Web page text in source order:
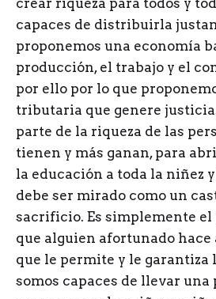
capaces de distribuirla
proponemos una economía
producción, el trabajo y el
por ello por lo que
tributaria que genere
parte de la riqueza de las
tienen y más ganan, para
la educación a toda la niñez
debe ser mirado como un
sacrificio. Es simplemente el
que alguien afortunado hace
que le permite y le garantiza
somos capaces de llevar una